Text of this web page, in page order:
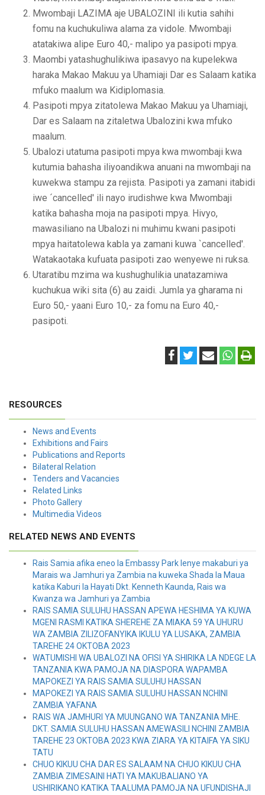
Mwombaji LAZIMA aje UBALOZINI ili kutia sahihi
fomu na kuchukuliwa alama za vidole. Mwombaji
atatakiwa alipe Euro 40,- malipo ya pasipoti mpya.
Maombi yatashughulikiwa ipasavyo na kupelekwa
haraka Makao Makuu ya Uhamiaji Dar es Salaam katika
mfuko maalum wa Kidiplomasia.
Pasipoti mpya zitatolewa Makao Makuu ya Uhamiaji,
Dar es Salaam na zitaletwa Ubalozini kwa mfuko
maalum.
Ubalozi utatuma pasipoti mpya kwa mwombaji kwa
kutumia bahasha iliyoandikwa anuani na mwombaji na
kuwekwa stampu za rejista. Pasipoti ya zamani itabidi
iwe ´cancelled' ili nayo irudishwe kwa Mwombaji
katika bahasha moja na pasipoti mpya. Hivyo,
mawasiliano na Ubalozi ni muhimu kwani pasipoti
mpya haitatolewa kabla ya zamani kuwa `cancelled'.
Watakaotaka kufuata pasipoti zao wenyewe ni ruksa.
Utaratibu mzima wa kushughulikia unatazamiwa
kuchukua wiki sita (6) au zaidi. Jumla ya gharama ni
Euro 50,- yaani Euro 10,- za fomu na Euro 40,-
pasipoti.
RESOURCES
News and Events
Exhibitions and Fairs
Publications and Reports
Bilateral Relation
Tenders and Vacancies
Related Links
Photo Gallery
Multimedia Videos
RELATED NEWS AND EVENTS
Rais Samia afika eneo la Embassy Park lenye makaburi ya
Marais wa Jamhuri ya Zambia na kuweka Shada la Maua
katika Kaburi la Hayati Dkt. Kenneth Kaunda, Rais wa
Kwanza wa Jamhuri ya Zambia
RAIS SAMIA SULUHU HASSAN APEWA HESHIMA YA KUWA
MGENI RASMI KATIKA SHEREHE ZA MIAKA 59 YA UHURU
WA ZAMBIA ZILIZOFANYIKA IKULU YA LUSAKA, ZAMBIA
TAREHE 24 OKTOBA 2023
WATUMISHI WA UBALOZI NA OFISI YA SHIRIKA LA NDEGE LA
TANZANIA KWA PAMOJA NA DIASPORA WAPAMBA
MAPOKEZI YA RAIS SAMIA SULUHU HASSAN
MAPOKEZI YA RAIS SAMIA SULUHU HASSAN NCHINI
ZAMBIA YAFANA
RAIS WA JAMHURI YA MUUNGANO WA TANZANIA MHE.
DKT. SAMIA SULUHU HASSAN AMEWASILI NCHINI ZAMBIA
TAREHE 23 OKTOBA 2023 KWA ZIARA YA KITAIFA YA SIKU
TATU
CHUO KIKUU CHA DAR ES SALAAM NA CHUO KIKUU CHA
ZAMBIA ZIMESAINI HATI YA MAKUBALIANO YA
USHIRIKANO KATIKA TAALUMA PAMOJA NA UFUNDISHAJI